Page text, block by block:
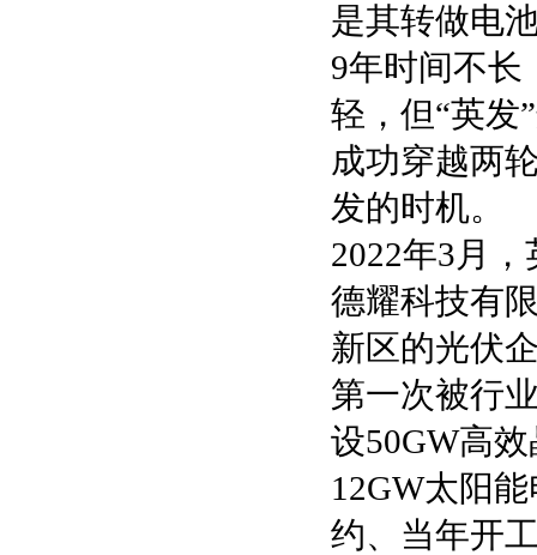
是其转做电
9年时间不长
轻，但“英发
成功穿越两
发的时机。
2022年3月
德耀科技有
新区的光伏
第一次被行
设50GW高
12GW太阳
约、当年开